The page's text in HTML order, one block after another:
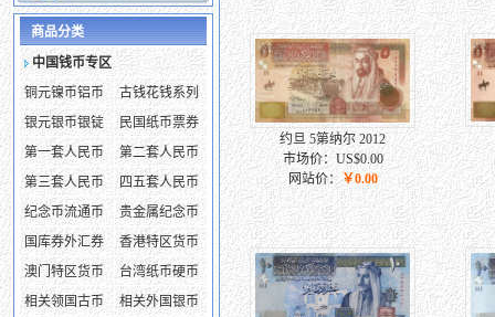
商品分类
中国钱币专区
铜元镍币铝币
古钱花钱系列
银元银币银锭
民国纸币票券
第一套人民币
第二套人民币
第三套人民币
四五套人民币
纪念币流通币
贵金属纪念币
国库券外汇券
香港特区货币
澳门特区货币
台湾纸币硬币
相关领国古币
相关外国银币
约旦 5第纳尔 2012
市场价：US$0.00
网站价：￥0.00